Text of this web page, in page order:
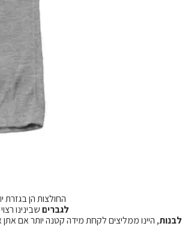
החולצות הן בגזרת
לגבריםשבינינו
לבנות, היינו ממליצים לקחת מידה קטנה יותר אם